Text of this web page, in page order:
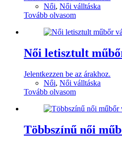
Női, Női válltáska
Tovább olvasom
Női letisztult
Jelentkezzen be az árakhoz.
Női, Női válltáska
Tovább olvasom
Többszínű női